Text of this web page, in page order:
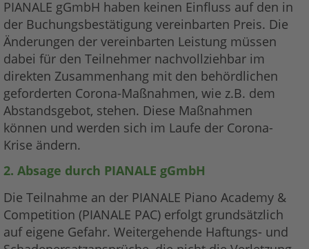
PIANALE gGmbH haben keinen Einfluss auf den in
der Buchungsbestätigung vereinbarten Preis. Die
Änderungen der vereinbarten Leistung müssen
dabei für den Teilnehmer nachvollziehbar im
direkten Zusammenhang mit den behördlichen
geforderten Corona-Maßnahmen, wie z.B. dem
Abstandsgebot, stehen. Diese Maßnahmen
können und werden sich im Laufe der Corona-
Krise ändern.
2. Absage durch PIANALE gGmbH
Die Teilnahme an der PIANALE Piano Academy &
Competition (PIANALE PAC) erfolgt grundsätzlich
auf eigene Gefahr. Weitergehende Haftungs- und